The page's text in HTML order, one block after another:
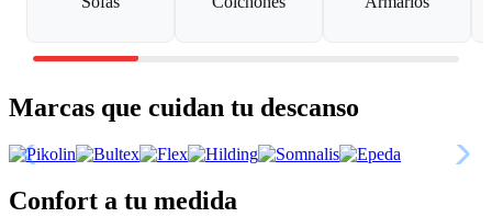
Marcas que cuidan tu descanso
Confort a tu medida